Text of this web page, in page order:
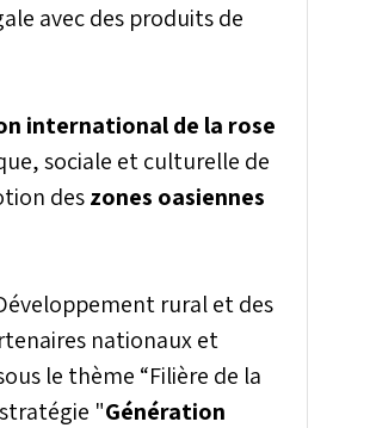
avec des produits de
international de la rose
sociale et culturelle de
deszones oasiennes
rural et des
nationaux et
le thème “Filière de la
"Génération